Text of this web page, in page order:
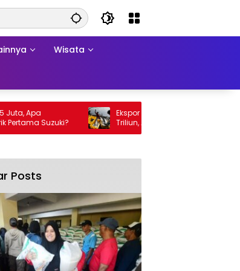
Wisata
Suzuki?
Ekspor Perikanan 2025 Tembus Rp105
Triliun, AS Jadi Pasar Utama
Posts